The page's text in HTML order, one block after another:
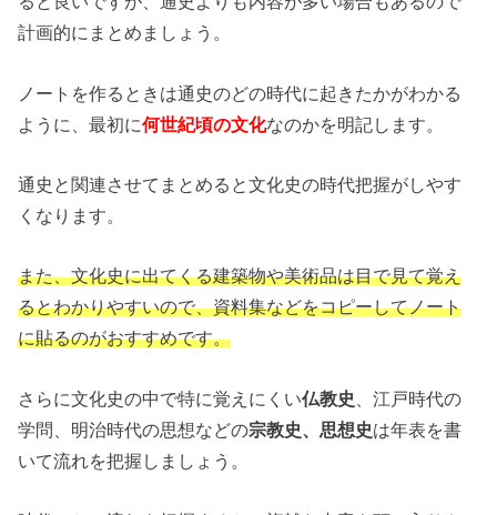
計画的にまとめましょう。
ノートを作るときは通史のどの時代に起きたかがわかる
ように、最初に何世紀頃の文化なのかを明記します。
通史と関連させてまとめると文化史の時代把握がしやす
くなります。
また、文化史に出てくる建築物や美術品は目で見て覚え
るとわかりやすいので、資料集などをコピーしてノート
に貼るのがおすすめです。
さらに文化史の中で特に覚えにくい仏教史
、江戸時代の
学問、明治時代の思想などの宗教史、思想史は年表を書
いて流れを把握しましょう。